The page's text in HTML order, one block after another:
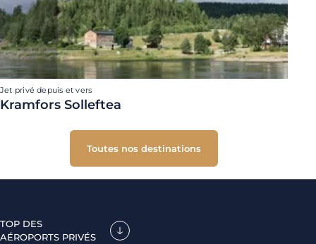
Jet privé depuis et vers
Kramfors Solleftea
Toutes nos destinations
TOP DES
AÉROPORTS PRIVÉS